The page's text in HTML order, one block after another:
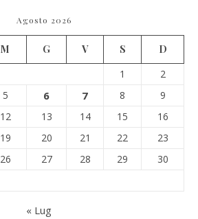
Agosto 2026
M G V S
D
1
2
5 6 7 8
9
12 13 14 15
16
19 20 21 22
23
26 27 28 29
30
« Lug